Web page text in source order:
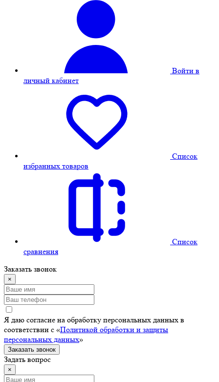
Войти в
личный кабинет
Cписок
избранных товаров
Cписок
сравнения
Заказать звонок
×
Я даю согласие на обработку персональных данных в
соответствии с «Политикой обработки и защиты
персональных данных»
Заказать звонок
Задать вопрос
×